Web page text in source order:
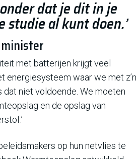
dat je dit in je
studie al kunt doen.’
minister
met batterijen krijgt veel
energiesysteem waar we met z’n
dat niet voldoende. We moeten
en de opslag van
op hun netvlies te